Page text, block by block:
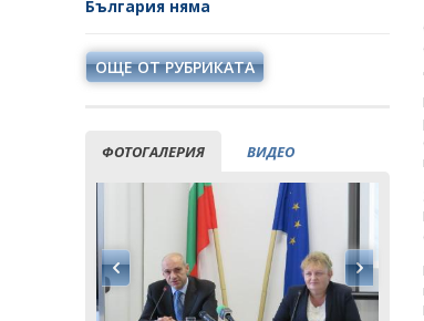
България няма
ОЩЕ ОТ РУБРИКАТА
ФОТОГАЛЕРИЯ ВИДЕО